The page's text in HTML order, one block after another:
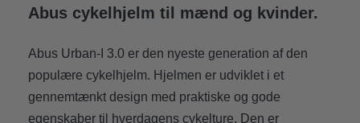
Abus cykelhjelm til mænd og kvinder.
Abus Urban-I 3.0 er den nyeste generation af den
populære cykelhjelm. Hjelmen er udviklet i et
gennemtænkt design med praktiske og gode
egenskaber til hverdagens cykelture. Den er